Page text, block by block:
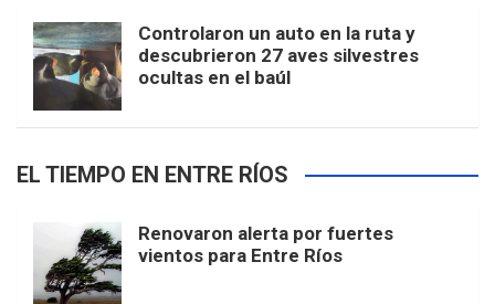
Controlaron un auto en la ruta y
descubrieron 27 aves silvestres
ocultas en el baúl
EL TIEMPO EN ENTRE RÍOS
Renovaron alerta por fuertes
vientos para Entre Ríos